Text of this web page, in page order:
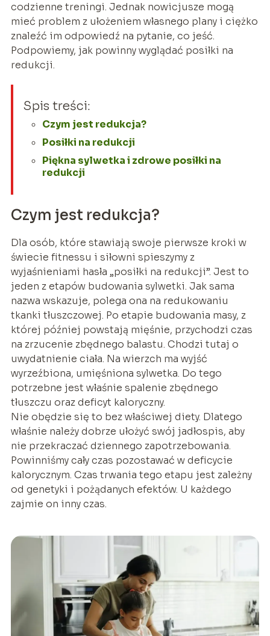
codzienne treningi. Jednak nowicjusze mogą
mieć problem z ułożeniem własnego plany i ciężko
znaleźć im odpowiedź na pytanie, co jeść.
Podpowiemy, jak powinny wyglądać posiłki na
redukcji.
Spis treści:
Czym jest redukcja?
Posiłki na redukcji
Piękna sylwetka i zdrowe posiłki na
redukcji
Czym jest redukcja?
Dla osób, które stawiają swoje pierwsze kroki w
świecie fitnessu i siłowni spieszymy z
wyjaśnieniami hasła „posiłki na redukcji”. Jest to
jeden z etapów budowania sylwetki. Jak sama
nazwa wskazuje, polega ona na redukowaniu
tkanki tłuszczowej. Po etapie budowania masy, z
której później powstają mięśnie, przychodzi czas
na zrzucenie zbędnego balastu. Chodzi tutaj o
uwydatnienie ciała. Na wierzch ma wyjść
wyrzeźbiona, umięśniona sylwetka. Do tego
potrzebne jest właśnie spalenie zbędnego
tłuszczu oraz deficyt kaloryczny.
Nie obędzie się to bez właściwej diety. Dlatego
właśnie należy dobrze ułożyć swój jadłospis, aby
nie przekraczać dziennego zapotrzebowania.
Powinniśmy cały czas pozostawać w deficycie
kalorycznym. Czas trwania tego etapu jest zależny
od genetyki i pożądanych efektów. U każdego
zajmie on inny czas.